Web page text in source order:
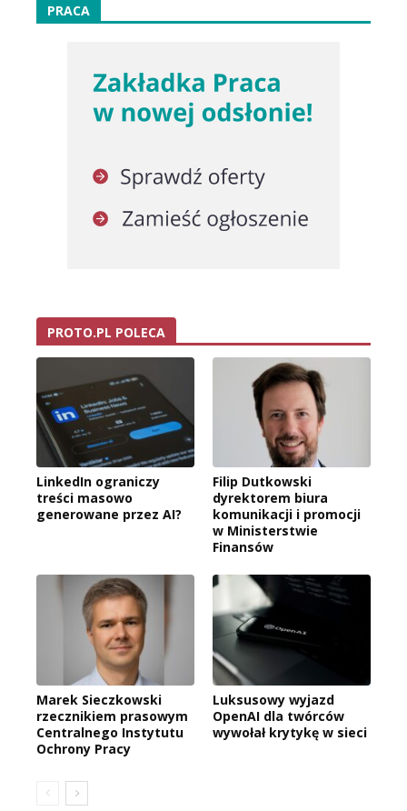
PRACA
PROTO.PL POLECA
LinkedIn ograniczy
treści masowo
generowane przez AI?
Filip Dutkowski
dyrektorem biura
komunikacji i promocji
w Ministerstwie
Finansów
Marek Sieczkowski
rzecznikiem prasowym
Centralnego Instytutu
Ochrony Pracy
Luksusowy wyjazd
OpenAI dla twórców
wywołał krytykę w sieci